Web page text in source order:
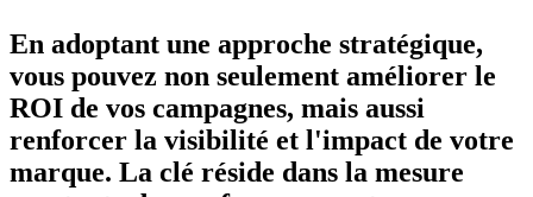
En adoptant une approche stratégique,
vous pouvez non seulement améliorer le
ROI de vos campagnes, mais aussi
renforcer la visibilité et l'impact de votre
marque. La clé réside dans la mesure